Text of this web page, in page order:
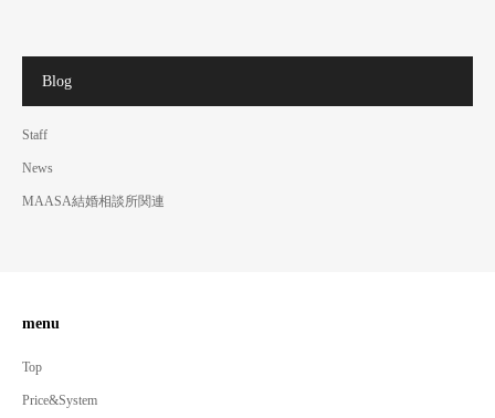
Blog
Staff
News
MAASA結婚相談所関連
menu
Top
Price&System